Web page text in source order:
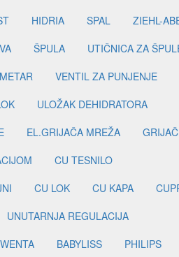
HIDRIA SPAL
ZIEHL-
ŠPULA
UTIČNICA ZA
VENTIL ZA PUNJENJE
ULOŽAK DEHIDRATORA
EL.GRIJAČA MREŽA
CU TESNILO
CU LOK CU KAPA
UNUTARNJA REGULACIJA
BABYLISS
PHILIPS